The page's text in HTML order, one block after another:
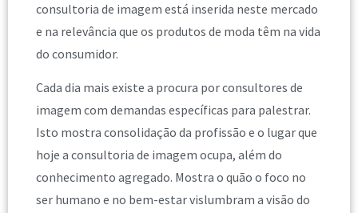
consultoria de imagem está inserida neste mercado
e na relevância que os produtos de moda têm na vida
do consumidor.
Cada dia mais existe a procura por consultores de
imagem com demandas específicas para palestrar.
Isto mostra consolidação da profissão e o lugar que
hoje a consultoria de imagem ocupa, além do
conhecimento agregado. Mostra o quão o foco no
ser humano e no bem-estar vislumbram a visão do